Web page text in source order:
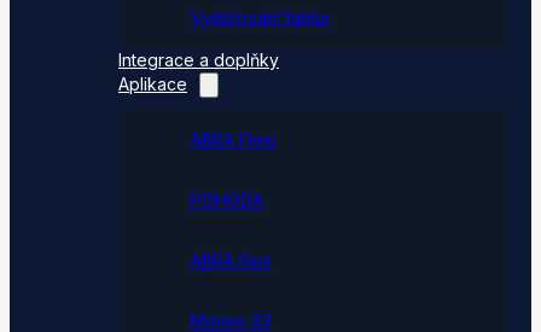
Vytěžování faktur
Integrace a doplňky
Aplikace
ABRA Flexi
POHODA
ABRA Gen
Money S3